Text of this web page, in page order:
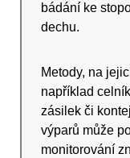
bádání ke
dechu.
Metody, na
například
zásilek či
výparů může
monitorování